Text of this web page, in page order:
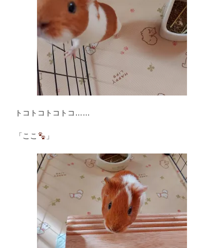
トコトコトコトコ……
「ここ 」